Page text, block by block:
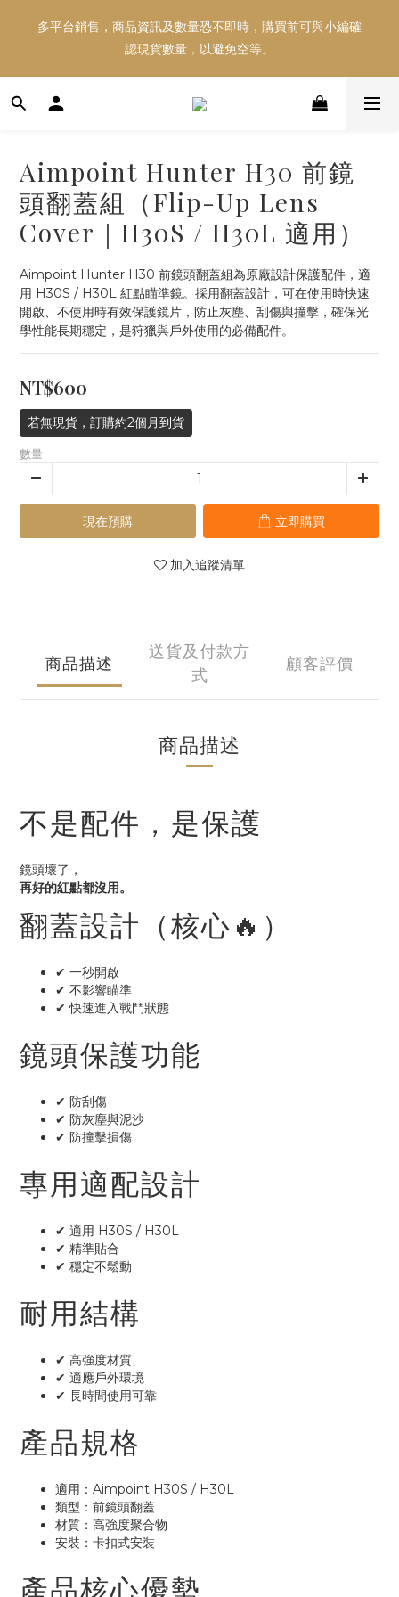
多平台銷售，商品資訊及數量恐不即時，購買前可與小編確
認現貨數量，以避免空等。
多平台銷售，商品資訊及數量恐不即時，購買前可與小編確
認現貨數量，以避免空等。
好東西跟好朋友分享～推薦好友一同享100元購物金！！！
多平台銷售，商品資訊及數量恐不即時，購買前可與小編確
認現貨數量，以避免空等。
Aimpoint Hunter H30 前鏡
頭翻蓋組（Flip-Up Lens
Cover｜H30S / H30L 適用）
Aimpoint Hunter H30 前鏡頭翻蓋組為原廠設計保護配件，適
用 H30S / H30L 紅點瞄準鏡。採用翻蓋設計，可在使用時快速
開啟、不使用時有效保護鏡片，防止灰塵、刮傷與撞擊，確保光
學性能長期穩定，是狩獵與戶外使用的必備配件。
NT$600
若無現貨，訂購約2個月到貨
數量
現在預購 立即購買
加入追蹤清單
商品描述
送貨及付款方
式
顧客評價
商品描述
不是配件，是保護
鏡頭壞了，
再好的紅點都沒用。
翻蓋設計（核心🔥）
✔ 一秒開啟
✔ 不影響瞄準
✔ 快速進入戰鬥狀態
鏡頭保護功能
✔ 防刮傷
✔ 防灰塵與泥沙
✔ 防撞擊損傷
專用適配設計
✔ 適用 H30S / H30L
✔ 精準貼合
✔ 穩定不鬆動
耐用結構
✔ 高強度材質
✔ 適應戶外環境
✔ 長時間使用可靠
產品規格
適用：Aimpoint H30S / H30L
類型：前鏡頭翻蓋
材質：高強度聚合物
安裝：卡扣式安裝
產品核心優勢